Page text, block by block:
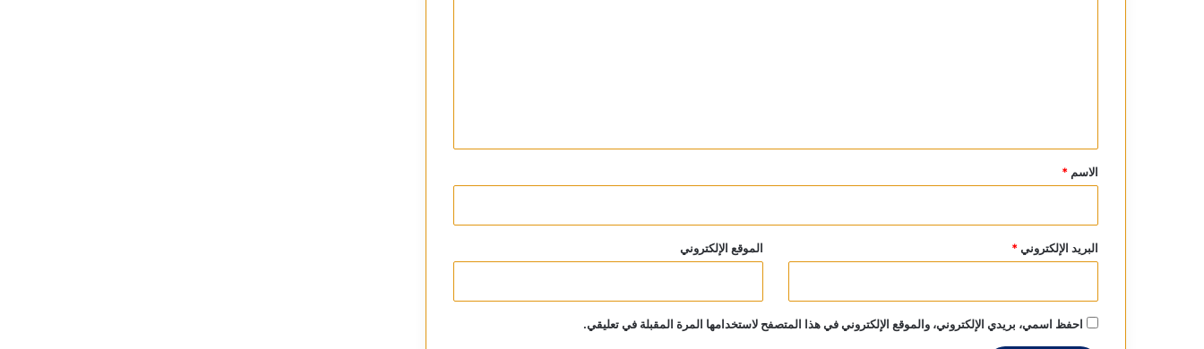
*
الاسم *
البريد الإلكتروني* الموقع الإلكتروني
احفظ اسمي، بريدي الإلكتروني، والموقع الإلكتروني في هذا المتصفح لاستخدامها المرة المقبلة في تعليقي.